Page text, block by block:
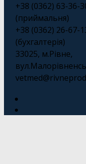
+38 (0362) 63-36-
(приймальня)
+38 (0362) 26-67-
(бухгалтерія)
33025, м.Рівне,